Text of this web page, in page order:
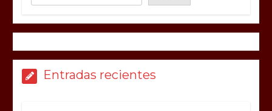
Entradas recientes